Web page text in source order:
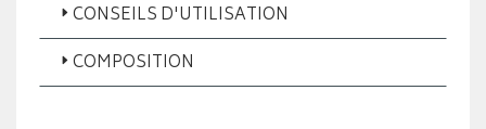
CONSEILS D'UTILISATION
COMPOSITION